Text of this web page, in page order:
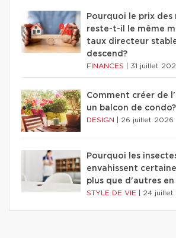
Pourquoi le prix des
reste-t-il le même
taux directeur
descend?
FINANCES 31 juillet
Comment créer de
un balcon de condo?
DESIGN 26 juillet 2026
Pourquoi les
envahissent
plus que d'autres en
STYLE DE VIE 24 juillet